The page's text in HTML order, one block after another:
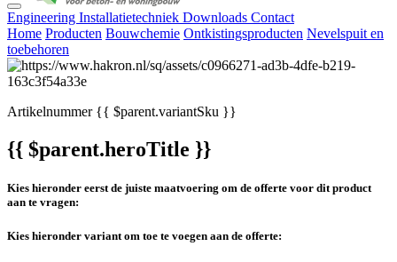
Engineering Installatietechniek Downloads Contact
Home Producten Bouwchemie Ontkistingsproducten Nevelspuit en
toebehoren
Artikelnummer{{ $parent.variantSku }}
{{ $parent.heroTitle }}
Kies hieronder eerst de juiste maatvoering om de offerte voor dit product
aan te vragen:
Kies hieronder variant om toe te voegen aan de offerte: